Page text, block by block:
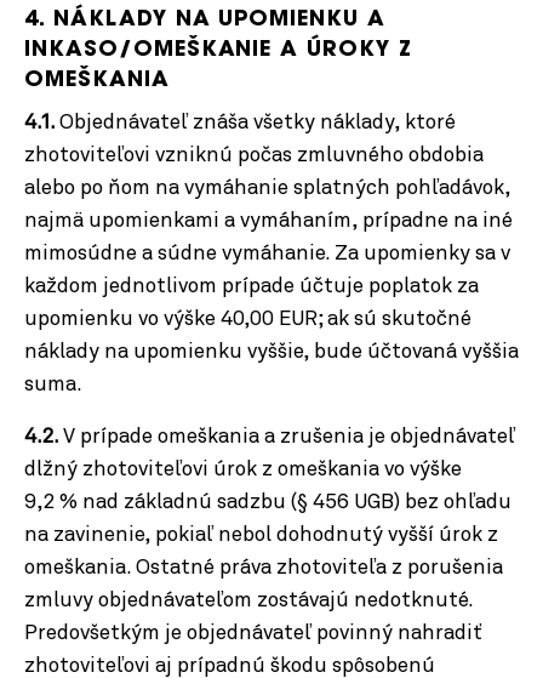
4. NÁKLADY NA UPOMIENKU A
INKASO/OMEŠKANIE A ÚROKY Z
OMEŠKANIA
4.1. Objednávateľ znáša všetky náklady, ktoré
zhotoviteľovi vzniknú počas zmluvného obdobia
alebo po ňom na vymáhanie splatných pohľadávok,
najmä upomienkami a vymáhaním, prípadne na iné
mimosúdne a súdne vymáhanie. Za upomienky sa v
každom jednotlivom prípade účtuje poplatok za
upomienku vo výške 40,00 EUR; ak sú skutočné
náklady na upomienku vyššie, bude účtovaná vyššia
suma.
4.2. V prípade omeškania a zrušenia je objednávateľ
dlžný zhotoviteľovi úrok z omeškania vo výške
9,2 % nad základnú sadzbu (§ 456 UGB) bez ohľadu
na zavinenie, pokiaľ nebol dohodnutý vyšší úrok z
omeškania. Ostatné práva zhotoviteľa z porušenia
zmluvy objednávateľom zostávajú nedotknuté.
Predovšetkým je objednávateľ povinný nahradiť
zhotoviteľovi aj prípadnú škodu spôsobenú